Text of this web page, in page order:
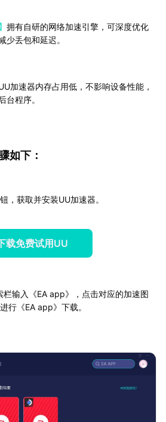
拥有自研的网络加速引擎，可深度优化
少丢包和延迟。
加速器内存占用低，不影响设备性能，
台程序。
如下：
，获取并安装UU加速器。
载免费试用UU
输入《EA app》，点击对应的加速图
行《EA app》下载。